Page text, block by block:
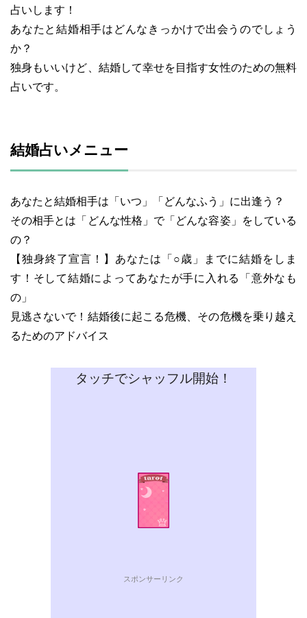
占いします！
あなたと結婚相手はどんなきっかけで出会うのでしょう
か？
独身もいいけど、結婚して幸せを目指す女性のための無料
占いです。
結婚占いメニュー
あなたと結婚相手は「いつ」「どんなふう」に出逢う？
その相手とは「どんな性格」で「どんな容姿」をしている
の？
【独身終了宣言！】あなたは「○歳」までに結婚をしま
す！そして結婚によってあなたが手に入れる「意外なも
の」
見逃さないで！結婚後に起こる危機、その危機を乗り越え
るためのアドバイス
タッチでシャッフル開始！
スポンサーリンク